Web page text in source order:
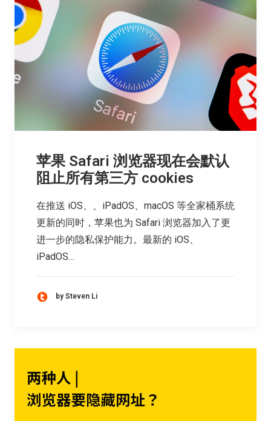
苹果 Safari 浏览器现在会默认
阻止所有第三方 cookies
在推送 iOS、、iPadOS、macOS 等全家桶系统
更新的同时，苹果也为 Safari 浏览器加入了更
进一步的隐私保护能力。最新的 iOS、
iPadOS…
by Steven Li